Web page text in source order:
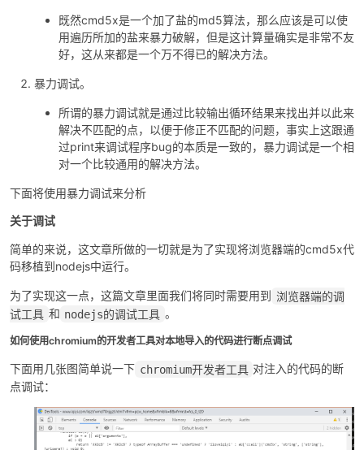
既然cmd5x是一个加了盐的md5算法，那么应该是可以使
用遍历所加的盐来暴力破解，但是这计算量确实是非常不友
好，这从来都是一个万不得已的解决方法。
暴力调试。
所谓的暴力调试就是通过比较输出循环结果来找出并以此来
解决不匹配的点，以便于修正不匹配的问题，事实上这跟通
过print来调试程序bug的本质是一致的，暴力调试是一个相
对一个比较通用的解决方法。
下面将使用暴力调试来分析
关于调试
简单的来说，这文章所做的一切就是为了实现将浏览器端的cmd5x代
码移植到nodejs中运行。
为了实现这一点，这篇文章里面我们将同时需要用到 浏览器端的调
试工具 和 nodejs的调试工具 。
如何使用chromium的开发者工具对本地导入的代码进行断点调试
下面用几张图简单说一下 chromium开发者工具 对注入的代码的断
点调试：